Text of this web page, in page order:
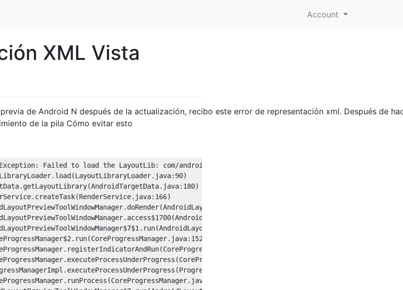
Account
XML Vista
de Android N después de la actualización, recibo este error de representación xml. Después de
de la pila Cómo evitar esto
Failed to load the LayoutLib: com/android/layoutlib/bridge/Bridge : Unsupported